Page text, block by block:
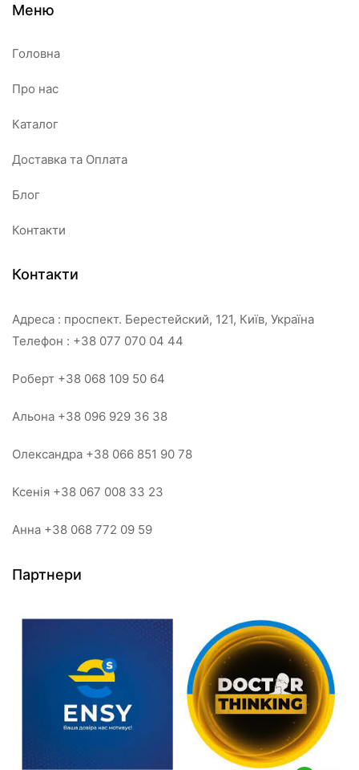
Меню
Головна
Про нас
Каталог
Доставка та Оплата
Блог
Контакти
Контакти
Адреса : проспект. Берестейский, 121, Київ, Україна
Телефон : +38 077 070 04 44
Роберт +38 068 109 50 64
Альона +38 096 929 36 38
Олександра +38 066 851 90 78
Ксенія +38 067 008 33 23
Анна +38 068 772 09 59
Партнери